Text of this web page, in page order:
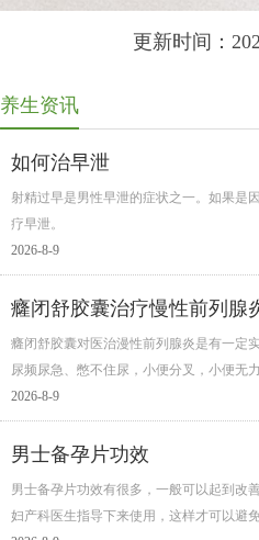
更新时间：
养生资讯
如何治早泄
射精过早是男性早泄的症状之一。如果是
疗早泄。
2026-8-9
癃闭舒胶囊治疗慢性前列腺
癃闭舒胶囊对医治漫性前列腺炎是有一定
尿频尿急、憋不住尿，小便分叉，小便无
2026-8-9
男士备孕片功效
男士备孕片功效有很多，一般可以起到改
妇产科医生指导下来使用，这样才可以避